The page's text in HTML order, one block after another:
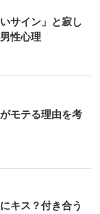
サイン」と寂し
性心理
モテる理由を考
キス？付き合う